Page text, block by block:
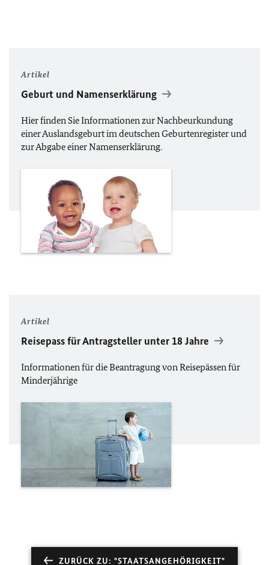
Artikel
Geburt und Namenserklärung
Hier finden Sie Informationen zur Nachbeurkundung
einer Auslandsgeburt im deutschen Geburtenregister und
zur Abgabe einer Namenserklärung.
Artikel
Reisepass für Antragsteller unter 18 Jahre
Informationen für die Beantragung von Reisepässen für
Minderjährige
ZURÜCK ZU: "STAATSANGEHÖRIGKEIT"